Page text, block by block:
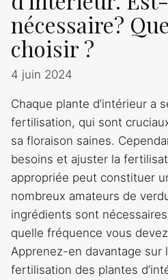
nécessaire?
choisir ?
4 juin 2024
Chaque plante d’intérieur a
fertilisation, qui sont
sa floraison saines.
besoins et ajuster la
appropriée peut constituer
nombreux amateurs de
ingrédients sont
quelle fréquence vous
Apprenez-en davantage sur
fertilisation des plantes